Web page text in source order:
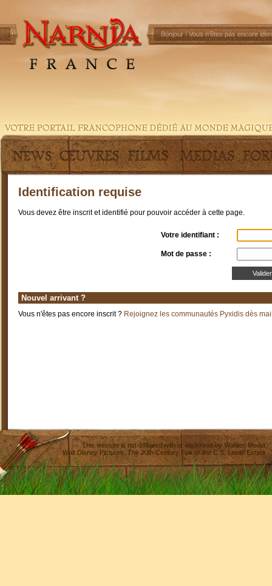
Bonjour !Vous n'êtes pas encore
Identification requise
Vous devez être inscrit et identifié pour pouvoir accéder à cette page.
Votre identifiant :
Mot de passe :
Nouvel arrivant ?
Vous n'êtes pas encore inscrit ? Rejoignez les communautés Pyxidis dès
This website is not affiliated with or endorsed byWalden Media
Walt Disney Pictures,The 20th Century Fox or the C.S. Lewis Estate.